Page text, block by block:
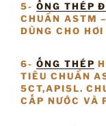
5- ỐNG THÉP
CHUẨN ASTM
DÙNG CHO
6- ỐNG THÉP
TIÊU CHUẨN
5CT,API5L.
CẤP NƯỚC VÀ